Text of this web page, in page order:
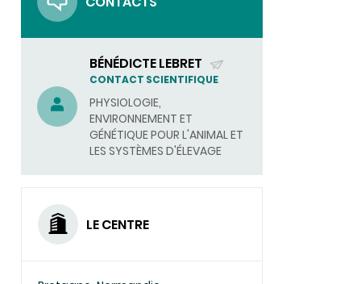
BÉNÉDICTE LEBRET
(ENVOYER
UN
COURRIEL)
CONTACT SCIENTIFIQUE
PHYSIOLOGIE,
ENVIRONNEMENT ET
GÉNÉTIQUE POUR L'ANIMAL ET
LES SYSTÈMES D'ÉLEVAGE
LE CENTRE